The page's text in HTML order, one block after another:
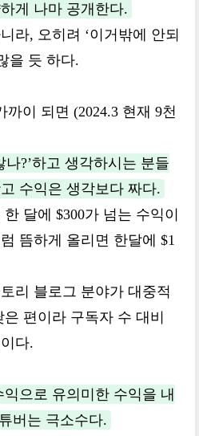
게 나마 공개한다.
라, 오히려 ‘이거밖에 안되
을 듯 하다.
이 되면 (2024.3 현재 9천
나?’하고 생각하시는 분들
수익은 생각보다 짜다.
달에 $300가 넘는 수익이
뜸하게 올리면 한달에 $1
리 블로그 분야가 대중적
편이라 구독자 수 대비
다.
으로 유의미한 수익을 내
버는 극소수다.